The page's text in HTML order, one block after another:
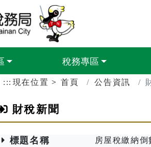
稅務專區
::: 現在位置 首頁 公告資訊
財稅新聞
標題名稱 房屋稅繳納